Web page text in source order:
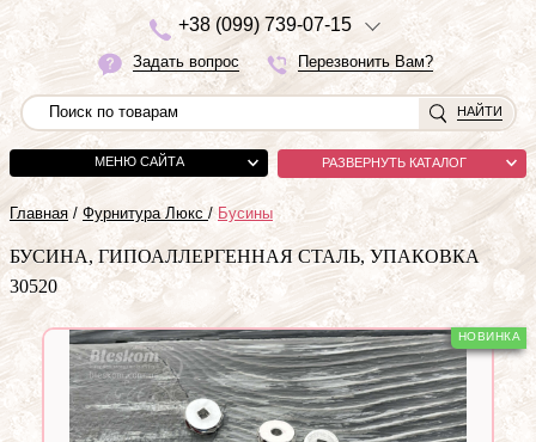
+38 (099) 739-07-15
Задать вопрос Перезвонить Вам?
НАЙТИ
МЕНЮ САЙТА РАЗВЕРНУТЬ КАТАЛОГ
Главная / Фурнитура Люкс/ Бусины
БУСИНА, ГИПОАЛЛЕРГЕННАЯ СТАЛЬ, УПАКОВКА
30520